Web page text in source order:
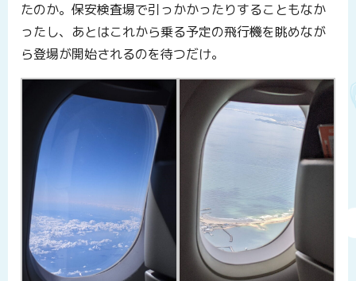
たのか。保安検査場で引っかかったりすることもなか
ったし、あとはこれから乗る予定の飛行機を眺めなが
ら登場が開始されるのを待つだけ。